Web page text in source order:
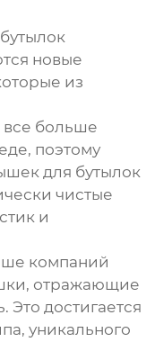
новые
из
больше
поэтому
для бутылок
чистые
и
компаний
отражающие
Это достигается
уникального